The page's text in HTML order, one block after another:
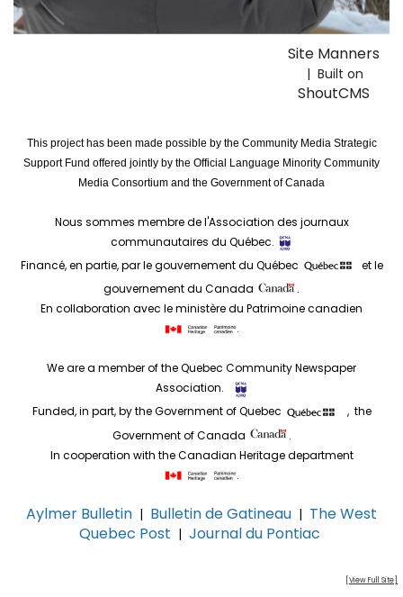
Site Manners
| Built on
ShoutCMS
This project has been made possible by the Community Media Strategic
Support Fund offered jointly by the Official Language Minority Community
Media Consortium and the Government of Canada
Nous sommes membre de l'Association des journaux
communautaires du Québec.
Financé, en partie, par le gouvernement du Québec
et le
gouvernement du Canada
.
En collaboration avec le ministère du Patrimoine canadien
.
We are a member of the Quebec Community Newspaper
Association.
Funded, in part, by the Government of Quebec
, the
Government of Canada
.
In cooperation with the Canadian Heritage department
.
Aylmer Bulletin | Bulletin de Gatineau | The West
Quebec Post | Journal du Pontiac
[View Full Site]